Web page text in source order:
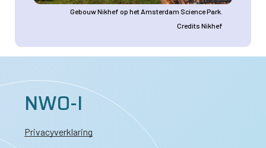
Gebouw Nikhef op het Amsterdam Science Park.
Credits Nikhef
NWO-I
Privacyverklaring